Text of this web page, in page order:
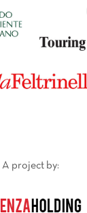
A project by: